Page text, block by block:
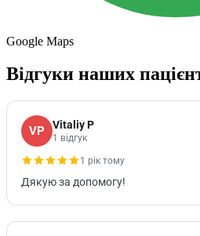
Google Maps
Відгуки наших
VP Vitaliy P
1 відгук
1 рік тому
Дякую за допомогу!